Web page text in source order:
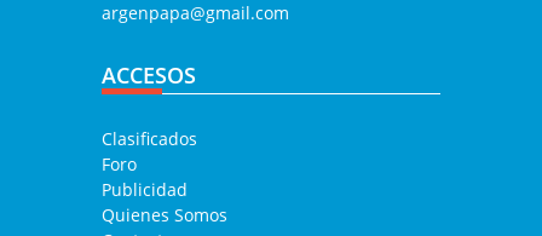
argenpapa@gmail.com
ACCESOS
Clasificados
Foro
Publicidad
Quienes Somos